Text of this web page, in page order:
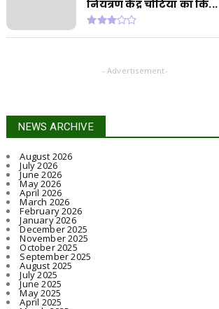
नियंत्रण केंद्र चोटिया का कि...
- Advertisement-
NEWS ARCHIVE
August 2026
July 2026
June 2026
May 2026
April 2026
March 2026
February 2026
January 2026
December 2025
November 2025
October 2025
September 2025
August 2025
July 2025
June 2025
May 2025
April 2025